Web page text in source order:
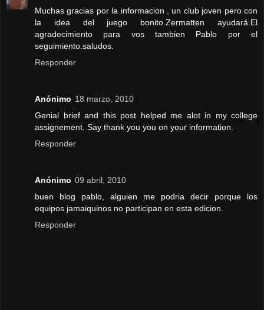
Muchas gracias por la informacion , un club joven pero con
la idea del juego bonito.Zermatten ayudará.El
agradecimiento para vos tambien Pablo por el
seguimiento.saludos.
Responder
Anónimo 18 marzo, 2010
Genial brief and this post helped me alot in my college
assignement. Say thank you you on your information.
Responder
Anónimo 09 abril, 2010
buen blog pablo, alguien me podria decir porque los
equipos jamaiquinos no participan en esta edicion.
Responder